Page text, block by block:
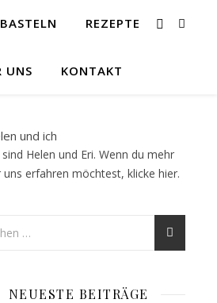
BASTELN REZEPTE
UNS KONTAKT
Helen und Eri. Wenn du mehr
uns erfahren möchtest, klicke hier.
NEUESTE BEITRÄGE